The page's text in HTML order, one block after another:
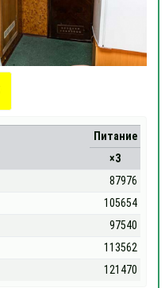
Питание
×3
87976
105654
97540
113562
121470